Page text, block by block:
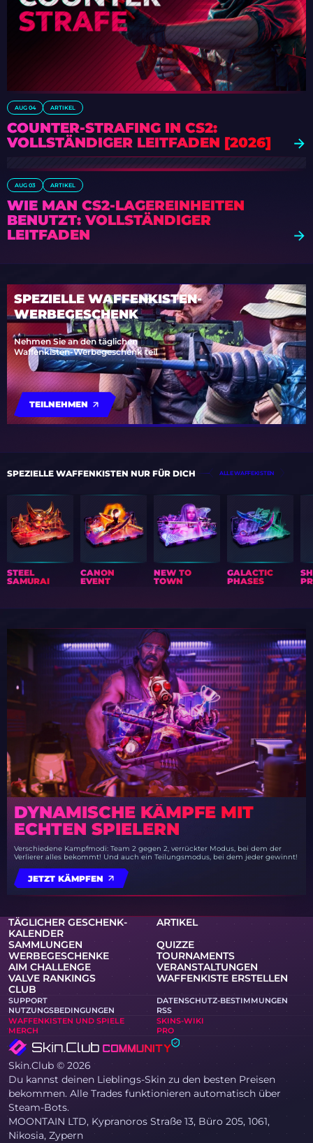
AUG 04 ARTIKEL
COUNTER-STRAFING IN CS2:
VOLLSTÄNDIGER LEITFADEN [2026]
AUG 03 ARTIKEL
WIE MAN CS2-LAGEREINHEITEN
BENUTZT: VOLLSTÄNDIGER
LEITFADEN
SPEZIELLE WAFFENKISTEN-
WERBEGESCHENK
Nehmen Sie an den täglichen
Waffenkisten-Werbegeschenk teil
TEILNEHMEN
SPEZIELLE WAFFENKISTEN NUR FÜR DICH ALLE WAFFEKISTEN
STEEL
SAMURAI
CANON
EVENT
NEW TO
TOWN
GALACTIC
PHASES
DYNAMISCHE KÄMPFE MIT
ECHTEN SPIELERN
Verschiedene Kampfmodi: Team 2 gegen 2, verrückter Modus, bei dem der
Verlierer alles bekommt! Und auch ein Teilungsmodus, bei dem jeder gewinnt!
JETZT KÄMPFEN
TÄGLICHER GESCHENK-
KALENDER
ARTIKEL
SAMMLUNGEN
QUIZZE
WERBEGESCHENKE
TOURNAMENTS
AIM CHALLENGE
VERANSTALTUNGEN
VALVE RANKINGS
WAFFENKISTE ERSTELLEN
CLUB
SUPPORT
DATENSCHUTZ-BESTIMMUNGEN
NUTZUNGSBEDINGUNGEN
RSS
WAFFENKISTEN UND SPIELE
SKINS-WIKI
MERCH
PRO
Skin.Club © 2026
Du kannst deinen Lieblings-Skin zu den besten Preisen
bekommen. Alle Trades funktionieren automatisch über
Steam-Bots.
MOONTAIN LTD, Kypranoros Straße 13, Büro 205, 1061,
Nikosia, Zypern